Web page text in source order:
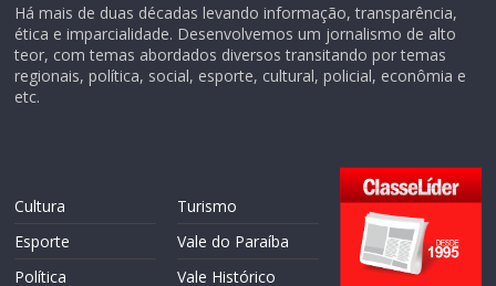
Há mais de duas décadas levando informação, transparência,
ética e imparcialidade. Desenvolvemos um jornalismo de alto
teor, com temas abordados diversos transitando por temas
regionais, política, social, esporte, cultural, policial, econômia e
etc.
Cultura
Esporte
Política
Turismo
Vale do Paraíba
Vale Histórico